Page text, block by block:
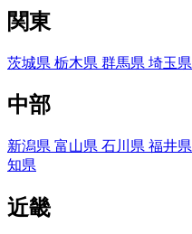
関東
茨城県 栃木県 群馬県 埼玉県
中部
新潟県 富山県 石川県 福井県
知県
近畿